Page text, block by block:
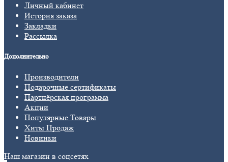
Личный кабинет
История заказа
Закладки
Рассылка
Дополнительно
Производители
Подарочные сертификаты
Партнёрская программа
Акции
Популярные Товары
Хиты Продаж
Новинки
Наш магазин в соцсетях